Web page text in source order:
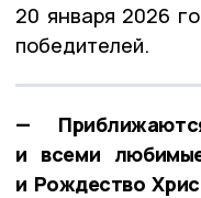
20 января 2026
победителей.
—
и всеми
и Рождество